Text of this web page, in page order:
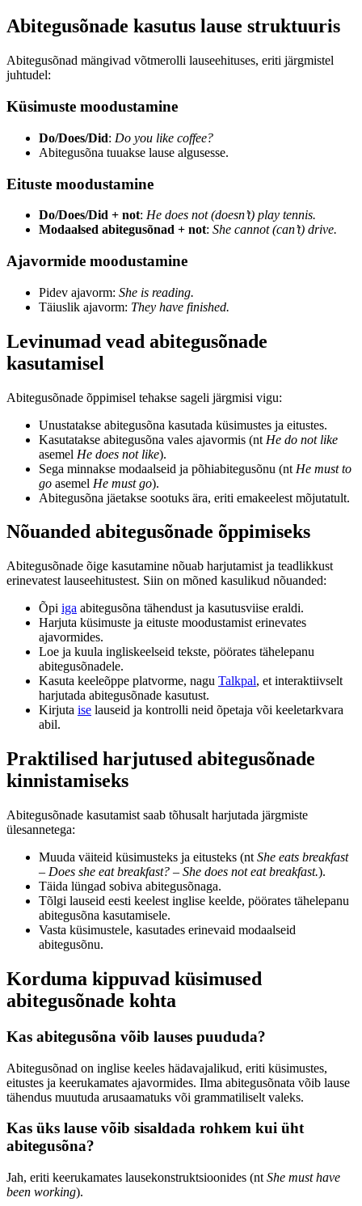
Abitegusõnade kasutus lause struktuuris
Abitegusõnad mängivad võtmerolli lauseehituses, eriti järgmistel
juhtudel:
Küsimuste moodustamine
Do/Does/Did: Do you like coffee?
Abitegusõna tuuakse lause algusesse.
Eituste moodustamine
Do/Does/Did + not: He does not (doesn’t) play tennis.
Modaalsed abitegusõnad + not: She cannot (can’t) drive.
Ajavormide moodustamine
Pidev ajavorm: She is reading.
Täiuslik ajavorm: They have finished.
Levinumad vead abitegusõnade
kasutamisel
Abitegusõnade õppimisel tehakse sageli järgmisi vigu:
Unustatakse abitegusõna kasutada küsimustes ja eitustes.
Kasutatakse abitegusõna vales ajavormis (nt He do not like
asemel He does not like).
Sega minnakse modaalseid ja põhiabitegusõnu (nt He must to
go asemel He must go).
Abitegusõna jäetakse sootuks ära, eriti emakeelest mõjutatult.
Nõuanded abitegusõnade õppimiseks
Abitegusõnade õige kasutamine nõuab harjutamist ja teadlikkust
erinevatest lauseehitustest. Siin on mõned kasulikud nõuanded:
Õpi iga abitegusõna tähendust ja kasutusviise eraldi.
Harjuta küsimuste ja eituste moodustamist erinevates
ajavormides.
Loe ja kuula ingliskeelseid tekste, pöörates tähelepanu
abitegusõnadele.
Kasuta keeleõppe platvorme, nagu Talkpal, et interaktiivselt
harjutada abitegusõnade kasutust.
Kirjuta ise lauseid ja kontrolli neid õpetaja või keeletarkvara
abil.
Praktilised harjutused abitegusõnade
kinnistamiseks
Abitegusõnade kasutamist saab tõhusalt harjutada järgmiste
ülesannetega:
Muuda väiteid küsimusteks ja eitusteks (nt She eats breakfast
– Does she eat breakfast? – She does not eat breakfast.).
Täida lüngad sobiva abitegusõnaga.
Tõlgi lauseid eesti keelest inglise keelde, pöörates tähelepanu
abitegusõna kasutamisele.
Vasta küsimustele, kasutades erinevaid modaalseid
abitegusõnu.
Korduma kippuvad küsimused
abitegusõnade kohta
Kas abitegusõna võib lauses puududa?
Abitegusõnad on inglise keeles hädavajalikud, eriti küsimustes,
eitustes ja keerukamates ajavormides. Ilma abitegusõnata võib lause
tähendus muutuda arusaamatuks või grammatiliselt valeks.
Kas üks lause võib sisaldada rohkem kui üht
abitegusõna?
Jah, eriti keerukamates lausekonstruktsioonides (nt She must have
been working).